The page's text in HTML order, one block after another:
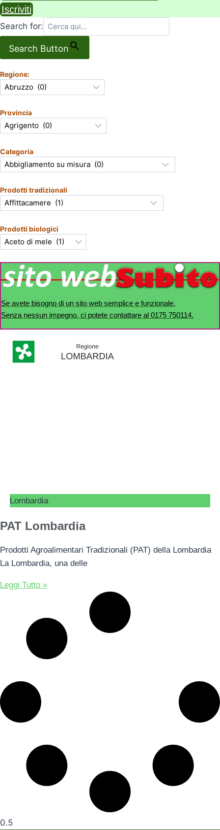
Iscriviti
Search for:
Search Button
Regione:
Provincia
Categoria
Prodotti tradizionali
Prodotti biologici
Se avete bisogno di un sito web semplice e funzionale.
Senza nessun impegno, ci potete contattare al 0175 750114.
Lombardia
PAT Lombardia
Prodotti Agroalimentari Tradizionali (PAT) della Lombardia
La Lombardia, una delle
Leggi Tutto »